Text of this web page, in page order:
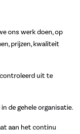
ons werk doen, op
prijzen, kwaliteit
uit te
de gehele organisatie.
aan het continu